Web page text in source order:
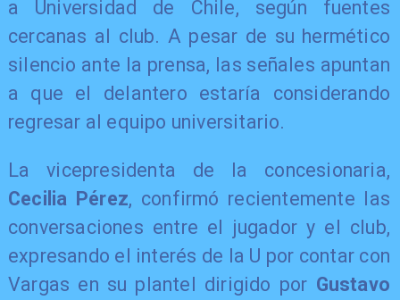
a Universidad de Chile, según fuentes
cercanas al club. A pesar de su hermético
silencio ante la prensa, las señales apuntan
a que el delantero estaría considerando
regresar al equipo universitario.
La vicepresidenta de la concesionaria,
Cecilia Pérez, confirmó recientemente las
conversaciones entre el jugador y el club,
expresando el interés de la U por contar con
Vargas en su plantel dirigido por Gustavo